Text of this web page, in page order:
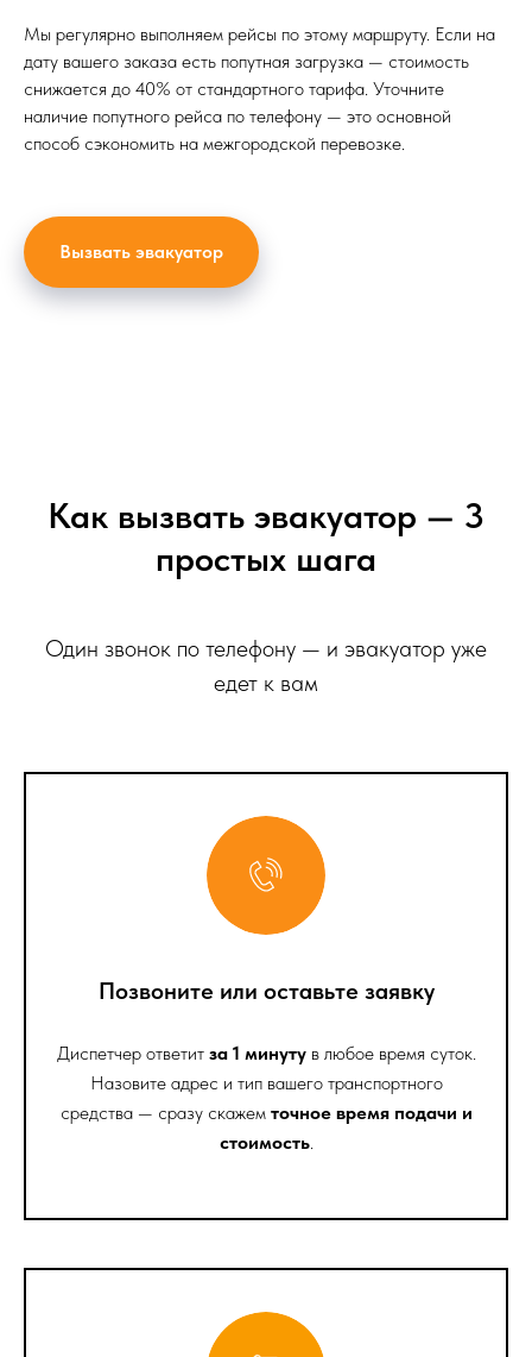
Мы регулярно выполняем рейсы по этому маршруту. Если на
дату вашего заказа есть попутная загрузка — стоимость
снижается до 40% от стандартного тарифа. Уточните
наличие попутного рейса по телефону — это основной
способ сэкономить на межгородской перевозке.
Вызвать эвакуатор
Как вызвать эвакуатор — 3
простых шага
Один звонок по телефону — и эвакуатор уже
едет к вам
Позвоните или оставьте заявку
Диспетчер ответит за 1 минутув любое время суток.
Назовите адрес и тип вашего транспортного
средства — сразу скажем точное время подачи и
стоимость.